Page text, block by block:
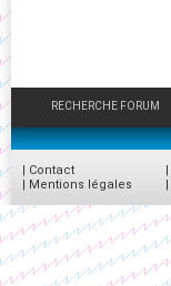
RECHERCHE FORUM
| Contact
| Mentions légales
|
|